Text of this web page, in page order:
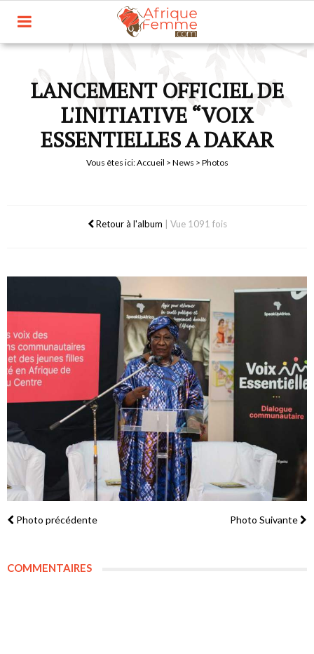
LANCEMENT OFFICIEL DE
L'INITIATIVE “VOIX
ESSENTIELLES A DAKAR
Vous êtes ici:Accueil > News > Photos
Retour à l'album Vue 1091 fois
Photo précédente Photo Suivante
COMMENTAIRES